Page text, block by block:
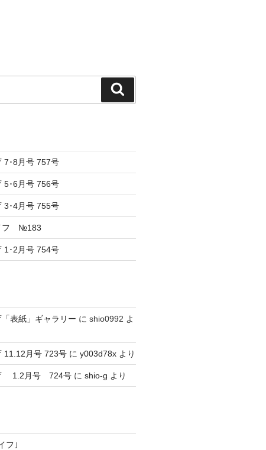
索
7･8月号 757号
5･6月号 756号
3･4月号 755号
フ №183
1･2月号 754号
表紙」ギャラリー に shio0992 よ
11.12月号 723号に y003d78xより
1.2月号 724号に shio-g より
フ｣